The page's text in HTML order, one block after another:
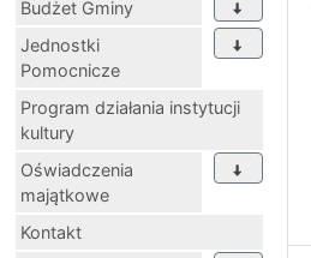
Budżet Gminy
Jednostki
Pomocnicze
Program działania instytucji
kultury
Oświadczenia
majątkowe
Kontakt